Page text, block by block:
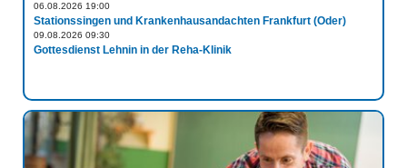
06.08.2026 19:00
Stationssingen und Krankenhausandachten Frankfurt (Oder)
09.08.2026 09:30
Gottesdienst Lehnin in der Reha-Klinik